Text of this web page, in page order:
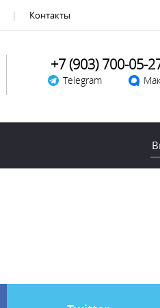
Контакты
+7 (903) 700-05-
Telegram